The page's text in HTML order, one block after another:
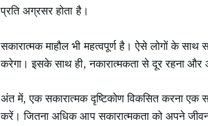
प्रति अग्रसर होता है।
सकारात्मक माहौल भी महत्वपूर्ण है। ऐसे लोगों के साथ
करेगा। इसके साथ ही, नकारात्मकता से दूर रहना और
अंत में, एक सकारात्मक दृष्टिकोण विकसित करना
करें। जितना अधिक आप सकारात्मकता को अपने